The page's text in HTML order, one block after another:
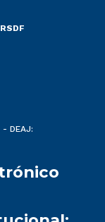
DEAJ: